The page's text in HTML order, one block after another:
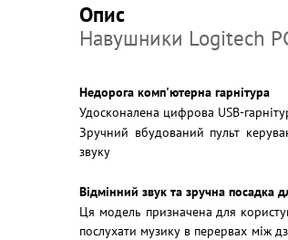
Опис
Навушники Logitech
Недорога комп'ютерна гарнітура
Удосконалена цифрова USB-
Зручний вбудований пульт
звуку
Відмінний звук та зручна посадка
Ця модель призначена для
послухати музику в перервах між